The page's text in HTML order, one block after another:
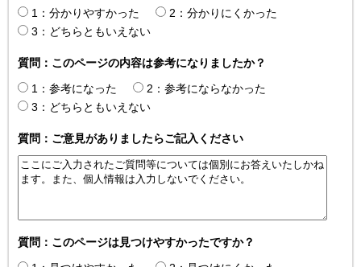
1：分かりやすかった
2：分かりにくかった
3：どちらともいえない
質問：このページの内容は参考になりましたか？
1：参考になった
2：参考にならなかった
3：どちらともいえない
質問：ご意見がありましたらご記入ください
質問：このページは見つけやすかったですか？